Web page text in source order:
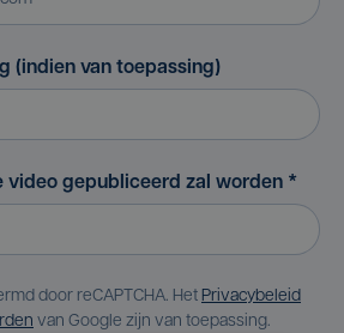
(indien van toepassing)
video gepubliceerd zal worden *
door reCAPTCHA. Het Privacybeleid
van Google zijn van toepassing.